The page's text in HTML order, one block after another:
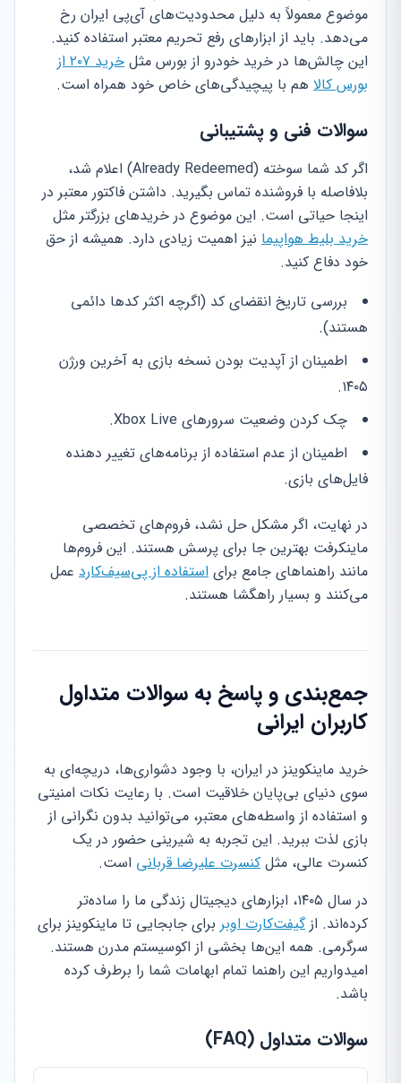
موضوع معمولاً به دلیل محدودیت‌های آی‌پی ایران رخ
می‌دهد. باید از ابزارهای رفع تحریم معتبر استفاده کنید.
این چالش‌ها در خرید خودرو از بورس مثل
خرید ۲۰۷ از
بورس کالا هم با پیچیدگی‌های خاص خود همراه است.
سوالات فنی و پشتیبانی
اگر کد شما سوخته (Already Redeemed) اعلام شد،
بلافاصله با فروشنده تماس بگیرید. داشتن فاکتور معتبر در
اینجا حیاتی است. این موضوع در خریدهای بزرگتر مثل
خرید بلیط هواپیما نیز اهمیت زیادی دارد. همیشه از حق
خود دفاع کنید.
بررسی تاریخ انقضای کد (اگرچه اکثر کدها دائمی
هستند).
اطمینان از آپدیت بودن نسخه بازی به آخرین ورژن
۱۴۰۵.
چک کردن وضعیت سرورهای Xbox Live.
اطمینان از عدم استفاده از برنامه‌های تغییر دهنده
فایل‌های بازی.
در نهایت، اگر مشکل حل نشد، فروم‌های تخصصی
ماینکرفت بهترین جا برای پرسش هستند. این فروم‌ها
مانند راهنماهای جامع برای استفاده از پی‌سیف‌کارد عمل
می‌کنند و بسیار راهگشا هستند.
جمع‌بندی و پاسخ به سوالات متداول
کاربران ایرانی
خرید ماینکوینز در ایران، با وجود دشواری‌ها، دریچه‌ای به
سوی دنیای بی‌پایان خلاقیت است. با رعایت نکات امنیتی
و استفاده از واسطه‌های معتبر، می‌توانید بدون نگرانی از
بازی لذت ببرید. این تجربه به شیرینی حضور در یک
کنسرت عالی، مثل کنسرت علیرضا قربانی است.
در سال ۱۴۰۵، ابزارهای دیجیتال زندگی ما را ساده‌تر
کرده‌اند. ازگیفت‌کارت اوبر برای جابجایی تا ماینکوینز برای
سرگرمی. همه این‌ها بخشی از اکوسیستم مدرن هستند.
امیدواریم این راهنما تمام ابهامات شما را برطرف کرده
باشد.
سوالات متداول (FAQ)